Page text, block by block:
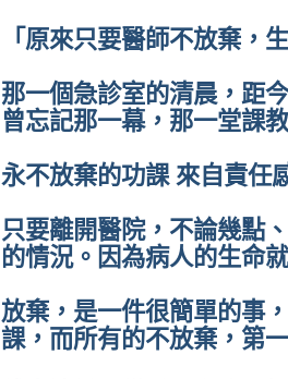
「原來只要醫師不放棄，
那一個急診室的清晨，距
曾忘記那一幕，那一堂課
永不放棄的功課 來自責任
只要離開醫院，不論幾點
的情況。因為病人的生命
放棄，是一件很簡單的事
課，而所有的不放棄，第